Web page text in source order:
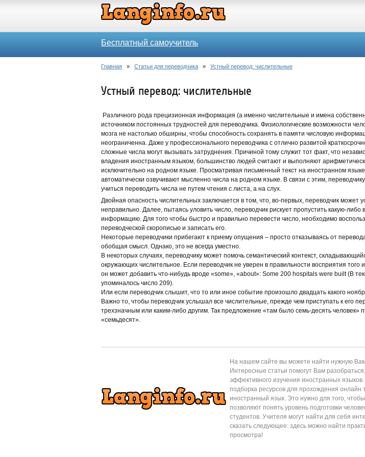
Бесплатный самоучитель
Главная » Статьи для переводчика » Устный перевод: числительные
Устный перевод: числительные
Различного рода прецизионная информация (а именно числительные и имена
источником постоянных трудностей для переводчика. Физиологические возможности
мозга не настолько обширны, чтобы способность сохранять в памяти числовую
неограниченна. Даже у профессионального переводчика с отлично развитой
сложные числа могут вызывать затруднения. Причиной тому служит тот факт, что
владения иностранным языком, большинство людей считают и выполняют
исключительно на родном языке. Просматривая письменный текст на иностранном
автоматически озвучивают мысленно числа на родном языке. В связи с этим,
учиться переводить числа не путем чтения с листа, а на слух.
Двойная опасность числительных заключается в том, что, во-первых, переводчик может
неправильно. Далее, пытаясь уловить число, переводчик рискует пропустить какую-либо
информацию. Для того чтобы быстро и правильно перевести число, необходимо
переводческой скорописью и записать его.
Некоторые переводчики прибегают к приему опущения – просто отказываясь от
обобщая смысл. Однако, это не всегда уместно.
В некоторых случаях, переводчику может помочь семантический контекст,
окружающих числительное. Если переводчик не уверен в правильности восприятия того
он может добавить что-нибудь вроде «some», «about»: Some 200 hospitals were built (В
упоминалось число 209).
Или если переводчик слышит, что то или иное событие произошло двадцать какого
Важно то, чтобы переводчик услышал все числительные, прежде чем приступать к его
трехзначным или каким-либо другим. Так предложение «там было семь-десять
«семьдесят».
На нашем сайте вы можете найти нужную
Интересные статьи помогут Вам
эффективного изучения иностранных языков.
подборка ресурсов для прохождения
иностранный язык. Это нужно для того,
позволяют понять уровень подготовки
студентов. Учителя могут найти для себя
сказать следующее: здесь можно найти
просмотра!